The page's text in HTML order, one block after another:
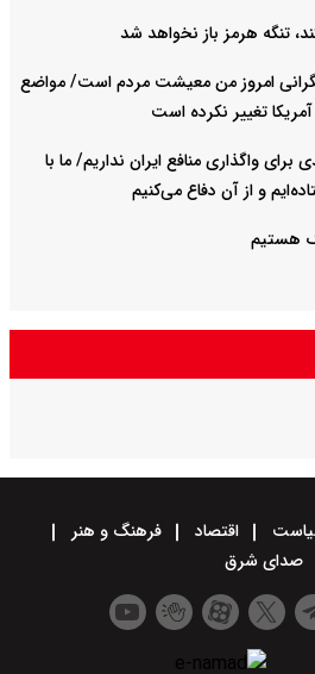
تنگه هرمز باز نخواهد شد
امروز من معیشت مردم است/ مواضع
تغییر نکرده است
برای واگذاری منافع ایران نداریم/ ما با
و از آن دفاع می‌کنیم
هستیم
اقتصاد
فرهنگ و هنر
صدای شرق